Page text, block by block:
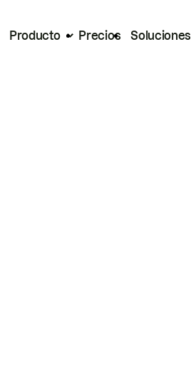
Producto Precios Soluciones